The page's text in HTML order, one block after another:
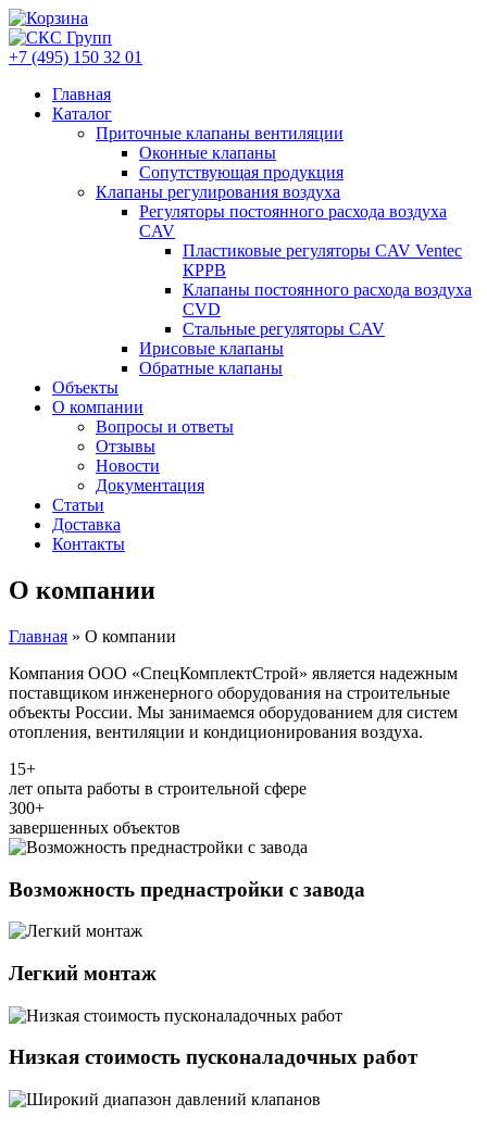
+7 (495) 150 32 01
Главная
Каталог
Приточные клапаны вентиляции
Оконные клапаны
Сопутствующая продукция
Клапаны регулирования воздуха
Регуляторы постоянного расхода воздуха
CAV
Пластиковые регуляторы CAV Ventec
КРРВ
Клапаны постоянного расхода воздуха
CVD
Стальные регуляторы CAV
Ирисовые клапаны
Обратные клапаны
Объекты
О компании
Вопросы и ответы
Отзывы
Новости
Документация
Статьи
Доставка
Контакты
О компании
Главная » О компании
Компания ООО «СпецКомплектСтрой» является надежным
поставщиком инженерного оборудования на строительные
объекты России. Мы занимаемся оборудованием для систем
отопления, вентиляции и кондиционирования воздуха.
15+
лет опыта работы в строительной сфере
300+
завершенных объектов
Возможность преднастройки с завода
Легкий монтаж
Низкая стоимость пусконаладочных работ